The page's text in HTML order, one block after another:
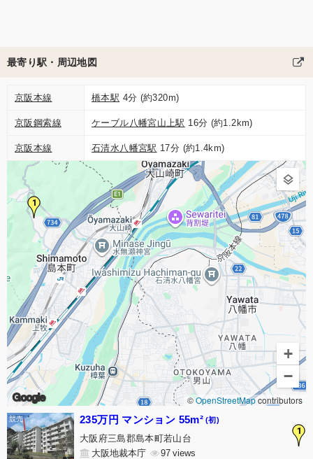
最寄り駅・周辺地図
京阪本線 橋本駅 4分 (約320m)
京阪鋼索線 ケーブル八幡宮山上駅 16分 (約1.2km)
京阪本線 石清水八幡宮駅 17分 (約1.4km)
1
Google
+
−
©OpenStreetMapcontributors
1
235万円 マンション 55m² (初)
大阪府三島郡島本町若山台
大阪地裁本庁
97